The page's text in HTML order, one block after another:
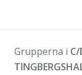
Grupperna i